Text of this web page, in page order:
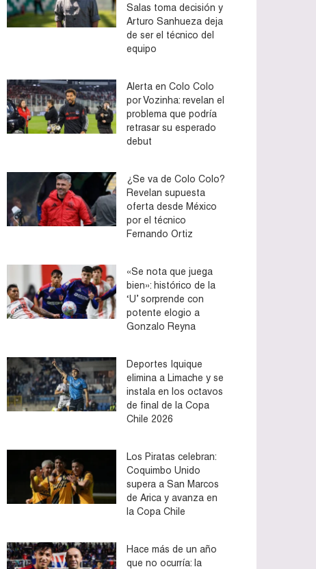
Salas toma decisión y
Arturo Sanhueza deja
de ser el técnico del
equipo
Alerta en Colo Colo
por Vozinha: revelan el
problema que podría
retrasar su esperado
debut
¿Se va de Colo Colo?
Revelan supuesta
oferta desde México
por el técnico
Fernando Ortiz
«Se nota que juega
bien»: histórico de la
‘U’ sorprende con
potente elogio a
Gonzalo Reyna
Deportes Iquique
elimina a Limache y se
instala en los octavos
de final de la Copa
Chile 2026
Los Piratas celebran:
Coquimbo Unido
supera a San Marcos
de Arica y avanza en
la Copa Chile
Hace más de un año
que no ocurría: la